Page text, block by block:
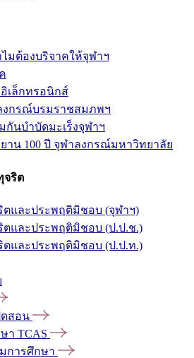
ไมต้องบริจาคให้จุฬาฯ
เล็กทรอนิกส์
งกรณ์บรมราชสมภพฯ
นบำบัดมะเร็งจุฬาฯ
าน 100 ปี จุฬาลงกรณ์มหาวิทยาลัย
จริต
ตและประพฤติมิชอบ (จุฬาฯ)
ตและประพฤติมิชอบ (ป.ป.ช.)
ตและประพฤติมิชอบ (ป.ป.ท.)
สอน
า TCAS
การศึกษา